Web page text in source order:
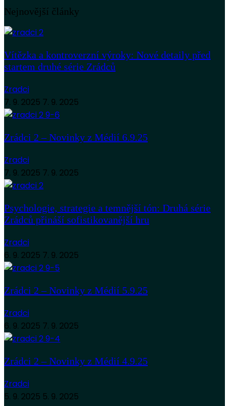
Nejnovější články
Vítězka a kontroverzní výroky: Nové detaily před
startem druhé série Zrádců
Zradci
7. 9. 2025 7. 9. 2025
Zrádci 2 – Novinky z Médií 6.9.25
Zradci
7. 9. 2025 7. 9. 2025
Psychologie, strategie a temnější tón: Druhá série
Zrádců přináší sofistikovanější hru
Zradci
6. 9. 2025 7. 9. 2025
Zrádci 2 – Novinky z Médií 5.9.25
Zradci
6. 9. 2025 7. 9. 2025
Zrádci 2 – Novinky z Médií 4.9.25
Zradci
5. 9. 2025 5. 9. 2025